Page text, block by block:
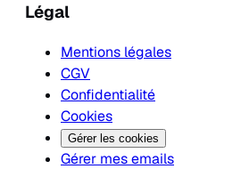
Légal
Mentions légales
CGV
Confidentialité
Cookies
Gérer les cookies
Gérer mes emails